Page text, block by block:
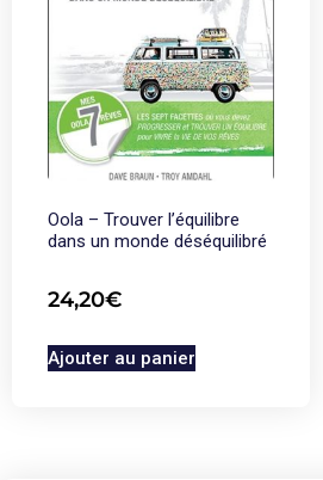
Oola – Trouver l’équilibre
dans un monde déséquilibré
24,20€
Ajouter au panier